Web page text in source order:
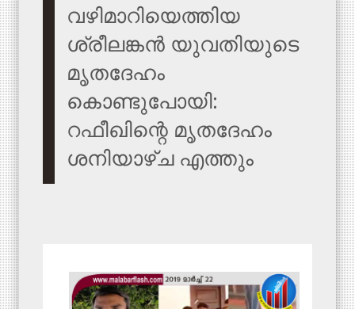
വഴിമാറിയെത്തിയ
ശ്രീലങ്കന്‍ യുവതിയുടെ
മൃതദേഹം
കൊണ്ടുപോയി:
റഫീഖിന്റെ മൃതദേഹം
ശനിയാഴ്ച എത്തും